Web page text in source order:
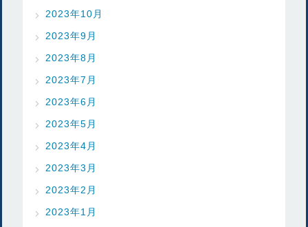
2023年10月
2023年9月
2023年8月
2023年7月
2023年6月
2023年5月
2023年4月
2023年3月
2023年2月
2023年1月